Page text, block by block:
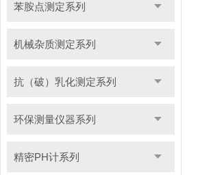
苯胺点测定系列
机械杂质测定系列
抗（破）乳化测定系列
环保测量仪器系列
精密PH计系列